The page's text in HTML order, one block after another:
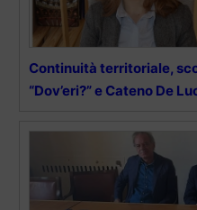
Continuità territoriale,
“Dov’eri?” e Cateno De